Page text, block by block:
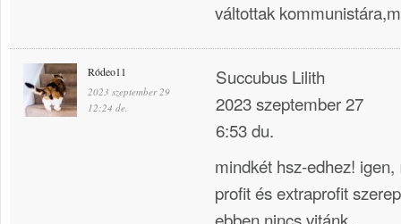
váltottak
Ródeo11
2023 szeptember 29
12:24 de.
Succubus Lilith
2023 szeptember 27
6:53 du.
mindkét hsz-edhez!
profit és extraprofit
ebben nincs vitánk.